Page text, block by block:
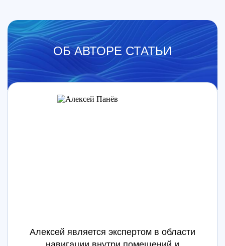
ОБ АВТОРЕ СТАТЬИ
Алексей является экспертом в области